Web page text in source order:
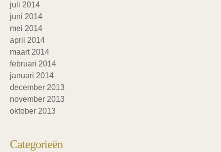
juli 2014
juni 2014
mei 2014
april 2014
maart 2014
februari 2014
januari 2014
december 2013
november 2013
oktober 2013
Categorieën